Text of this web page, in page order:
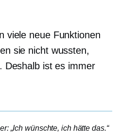
viele neue Funktionen
sie nicht wussten,
Deshalb ist es immer
„Ich wünschte, ich hätte das.“